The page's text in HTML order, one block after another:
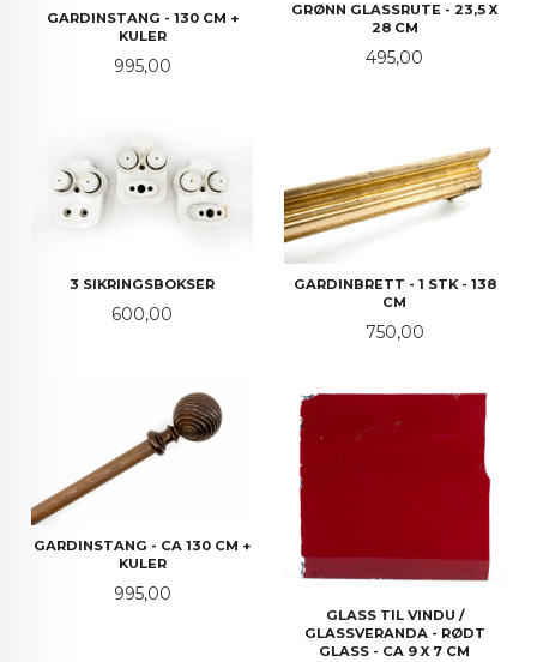
GARDINSTANG - 130 CM +
KULER
Pris
995,00
GRØNN GLASSRUTE - 23,5 X
28 CM
Pris
495,00
3 SIKRINGSBOKSER
Pris
600,00
GARDINBRETT - 1 STK - 138
CM
Pris
750,00
GARDINSTANG - CA 130 CM +
KULER
Pris
995,00
GLASS TIL VINDU /
GLASSVERANDA - RØDT
GLASS - CA 9 X 7 CM